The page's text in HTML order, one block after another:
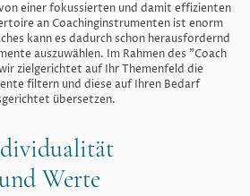
einer fokussierten und damit effizienten
an Coachinginstrumenten ist enorm
kann es dadurch schon herausfordernd
auszuwählen. Im Rahmen des "Coach
zielgerichtet auf Ihr Themenfeld die
filtern und diese auf Ihren Bedarf
übersetzen.
Werte